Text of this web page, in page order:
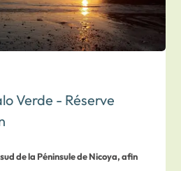
Verde - Réserve
de la Péninsule de Nicoya, afin